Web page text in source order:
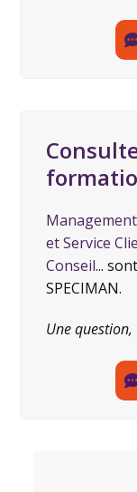
Management
et Service
Conseil...
SPECIMAN.
Une